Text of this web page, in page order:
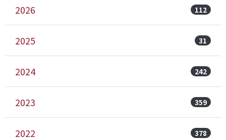
2026 112
2025 31
2024 242
2023 359
2022 378